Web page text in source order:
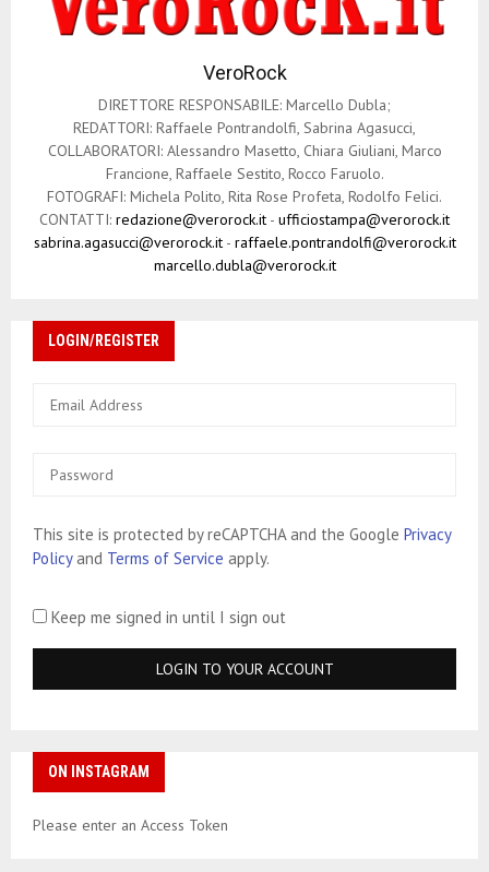
VeroRock
DIRETTORE RESPONSABILE: Marcello Dubla;
REDATTORI: Raffaele Pontrandolfi, Sabrina Agasucci,
COLLABORATORI: Alessandro Masetto, Chiara Giuliani, Marco
Francione, Raffaele Sestito, Rocco Faruolo.
FOTOGRAFI: Michela Polito, Rita Rose Profeta, Rodolfo Felici.
CONTATTI: redazione@verorock.it - ufficiostampa@verorock.it
sabrina.agasucci@verorock.it- raffaele.pontrandolfi@verorock.it
marcello.dubla@verorock.it
LOGIN/REGISTER
This site is protected by reCAPTCHA and the Google Privacy
Policyand Terms of Service apply.
Keep me signed in until I sign out
ON INSTAGRAM
Please enter an Access Token